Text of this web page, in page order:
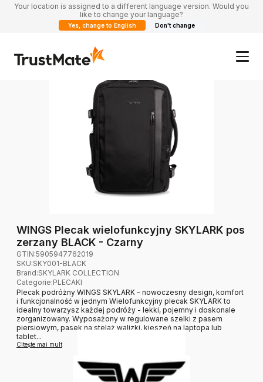
Your location is assigned to a different language version. Would you
like to change your language?
Yes, change to English Don't change
WINGS Plecak wielofunkcyjny SKYLARK pos
zerzany BLACK - Czarny
GTIN:5905947762019
SKU:SKY001-BLACK
Brand:SKYLARK COLLECTION
Categorie:PLECAKI
Plecak podróżny WINGS SKYLARK – nowoczesny design, komfort
i funkcjonalność w jednym Wielofunkcyjny plecak SKYLARK to
idealny towarzysz każdej podróży - lekki, pojemny i doskonale
zorganizowany. Wyposażony w regulowane szelki z pasem
piersiowym, pasek na stelaż walizki, kieszeń na laptopa lub
tablet...
Citește mai mult